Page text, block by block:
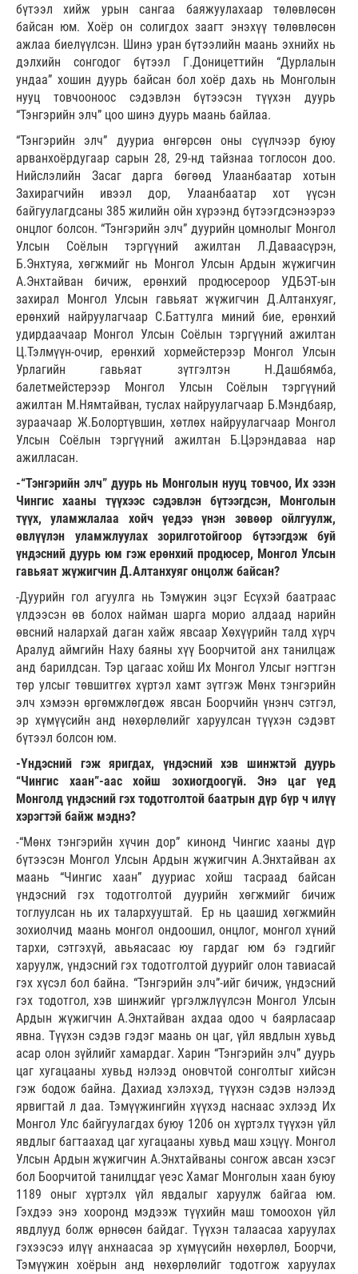
бүтээл хийж урын сангаа баяжуулахаар төлөвлөсөн
байсан юм. Хоёр он солигдох заагт энэхүү төлөвлөсөн
ажлаа биелүүлсэн. Шинэ уран бүтээлийн маань эхнийх нь
дэлхийн сонгодог бүтээл Г.Доницеттийн “Дурлалын
ундаа” хошин дуурь байсан бол хоёр дахь нь Монголын
нууц товчооноос сэдэвлэн бүтээсэн түүхэн дуурь
“Тэнгэрийн элч” цоо шинэ дуурь маань байлаа.
“Тэнгэрийн элч” дууриа өнгөрсөн оны сүүлчээр буюу
арванхоёрдугаар сарын 28, 29-нд тайзнаа тоглосон доо.
Нийслэлийн Засаг дарга бөгөөд Улаанбаатар хотын
Захирагчийн ивээл дор, Улаанбаатар хот үүсэн
байгуулагдсаны 385 жилийн ойн хүрээнд бүтээгдсэнээрээ
онцлог болсон. “Тэнгэрийн элч” дуурийн цомнолыг Монгол
Улсын Соёлын тэргүүний ажилтан Л.Даваасүрэн,
Б.Энхтуяа, хөгжмийг нь Монгол Улсын Ардын жүжигчин
А.Энхтайван бичиж, ерөнхий продюсероор УДБЭТ-ын
захирал Монгол Улсын гавьяат жүжигчин Д.Алтанхуяг,
ерөнхий найруулагчаар С.Баттулга миний бие, ерөнхий
удирдаачаар Монгол Улсын Соёлын тэргүүний ажилтан
Ц.Тэлмүүн-очир, ерөнхий хормейстерээр Монгол Улсын
Урлагийн гавьяат зүтгэлтэн Н.Дашбямба,
балетмейстерээр Монгол Улсын Соёлын тэргүүний
ажилтан М.Нямтайван, туслах найруулагчаар Б.Мэндбаяр,
зураачаар Ж.Болортүвшин, хөтлөх найруулагчаар Монгол
Улсын Соёлын тэргүүний ажилтан Б.Цэрэндаваа нар
ажилласан.
-“Тэнгэрийн элч” дуурь нь Монголын нууц товчоо, Их эзэн
Чингис хааны түүхээс сэдэвлэн бүтээгдсэн, Монголын
түүх, уламжлалаа хойч үедээ үнэн зөвөөр ойлгуулж,
өвлүүлэн уламжлуулах зорилготойгоор бүтээгдэж буй
үндэсний дуурь юм гэж ерөнхий продюсер, Монгол Улсын
гавьяат жүжигчин Д.Алтанхуяг онцолж байсан?
-Дуурийн гол агуулга нь Тэмүжин эцэг Есүхэй баатраас
үлдээсэн өв болох найман шарга морио алдаад нарийн
өвсний налархай даган хайж явсаар Хөхүүрийн талд хүрч
Аралуд аймгийн Наху баяны хүү Боорчитой анх танилцаж
анд барилдсан. Тэр цагаас хойш Их Монгол Улсыг нэгтгэн
төр улсыг төвшитгөх хүртэл хамт зүтгэж Мөнх тэнгэрийн
элч хэмээн өргөмжлөгдөж явсан Боорчийн үнэнч сэтгэл,
эр хүмүүсийн анд нөхөрлөлийг харуулсан түүхэн сэдэвт
бүтээл болсон юм.
-Үндэсний гэж яригдах, үндэсний хэв шинжтэй дуурь
“Чингис хаан”-аас хойш зохиогдоогүй. Энэ цаг үед
Монголд үндэсний гэх тодотголтой баатрын дүр бүр ч илүү
хэрэгтэй байж мэднэ?
-“Мөнх тэнгэрийн хүчин дор” кинонд Чингис хааны дүр
бүтээсэн Монгол Улсын Ардын жүжигчин А.Энхтайван ах
маань “Чингис хаан” дууриас хойш тасраад байсан
үндэсний гэх тодотголтой дуурийн хөгжмийг бичиж
тоглуулсан нь их талархууштай. Ер нь цаашид хөгжмийн
зохиолчид маань монгол ондоошил, онцлог, монгол хүний
тархи, сэтгэхүй, авьяасаас юу гардаг юм бэ гэдгийг
харуулж, үндэсний гэх тодотголтой дуурийг олон тавиасай
гэх хүсэл бол байна. “Тэнгэрийн элч”-ийг бичиж, үндэсний
гэх тодотгол, хэв шинжийг үргэлжлүүлсэн Монгол Улсын
Ардын жүжигчин А.Энхтайван ахдаа одоо ч баярласаар
явна. Түүхэн сэдэв гэдэг маань он цаг, үйл явдлын хувьд
асар олон зүйлийг хамардаг. Харин “Тэнгэрийн элч” дуурь
цаг хугацааны хувьд нэлээд оновчтой сонголтыг хийсэн
гэж бодож байна. Дахиад хэлэхэд, түүхэн сэдэв нэлээд
ярвигтай л даа. Тэмүүжингийн хүүхэд наснаас эхлээд Их
Монгол Улс байгуулагдах буюу 1206 он хүртэлх түүхэн үйл
явдлыг багтаахад цаг хугацааны хувьд маш хэцүү. Монгол
Улсын Ардын жүжигчин А.Энхтайваны сонгож авсан хэсэг
бол Боорчитой танилцдаг үеэс Хамаг Монголын хаан буюу
1189 оныг хүртэлх үйл явдалыг харуулж байгаа юм.
Гэхдээ энэ хооронд мэдээж түүхийн маш томоохон үйл
явдлууд болж өрнөсөн байдаг. Түүхэн талаасаа харуулах
гэхээсээ илүү анхнаасаа эр хүмүүсийн нөхөрлөл, Боорчи,
Тэмүүжин хоёрын анд нөхөрлөлийг тодотгож харуулах